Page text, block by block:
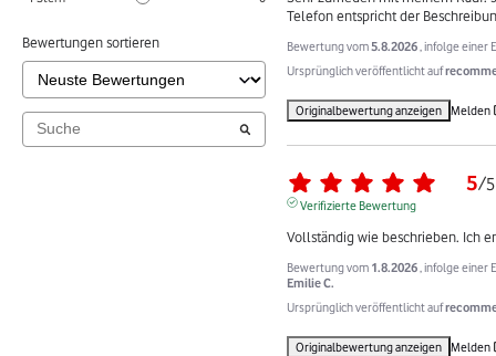
Bewertungen sortieren
Telefon entspricht der
Bewertung vom5.8.2026 , infolge einer
Ursprünglich veröffentlicht auf
Originalbewertung anzeigen Melden
5/5
Verifizierte Bewertung
Vollständig wie beschrieben. Ich
Bewertung vom 1.8.2026 , infolge einer
Emilie C.
Ursprünglich veröffentlicht auf
Originalbewertung anzeigen Melden